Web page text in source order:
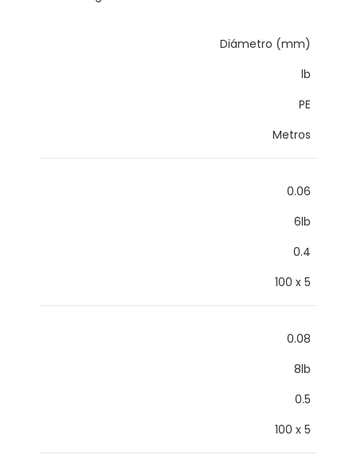
Diámetro (mm)
lb
PE
Metros
0.06
6lb
0.4
100 x 5
0.08
8lb
0.5
100 x 5